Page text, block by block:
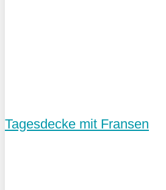
Tagesdecke mit Fransen